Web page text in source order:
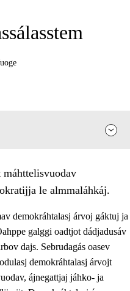
máhttelisvuodav
le almmaláhkáj.
demokráhtalasj árvoj gáktuj ja
galggi oadtjot dádjadusáv
dajs. Sebrudagás oasev
demokráhtalasj árvojt
ájnegattjaj jáhko- ja